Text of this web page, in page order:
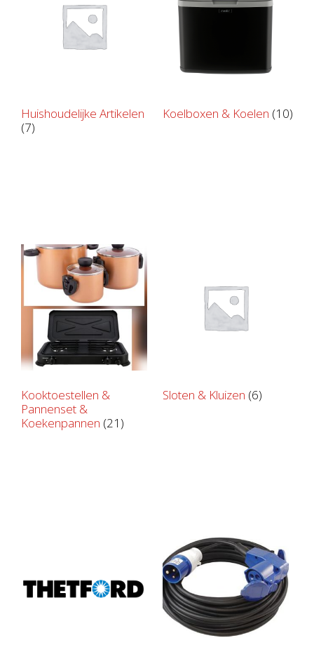
Huishoudelijke Artikelen
(7)
Koelboxen & Koelen (10)
Kooktoestellen &
Pannenset &
Koekenpannen (21)
Sloten & Kluizen (6)